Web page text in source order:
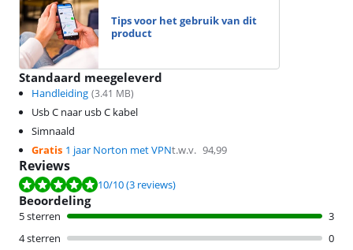
Tips voor het gebruik van dit
product
Standaard meegeleverd
Handleiding (3.41 MB)
Usb C naar usb C kabel
Simnaald
Gratis 1 jaar Norton met VPNt.w.v. 94,99
Reviews
Beoordeling is 10 van de 10, gebaseerd op 3 reviews.
10/10(3 reviews)
Beoordeling
5 sterren
3
4 sterren
0